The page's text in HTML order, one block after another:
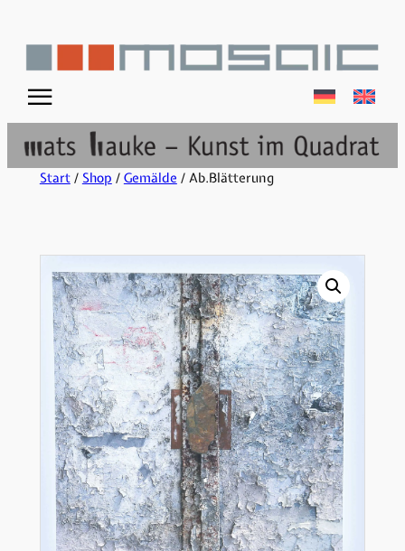
☰
Start/ Shop / Gemälde / Ab.Blätterung